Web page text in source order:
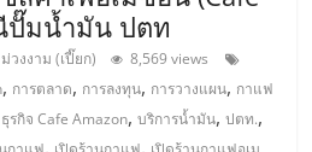
ปั๊มน้ำมัน ปตท
งงาม (เปี๊ยก)
8,569 views
, การตลาด, การลงทุน, การวางแผน, กาแฟ
ธุรกิจ Cafe Amazon,บริการน้ำมัน,ปตท.,